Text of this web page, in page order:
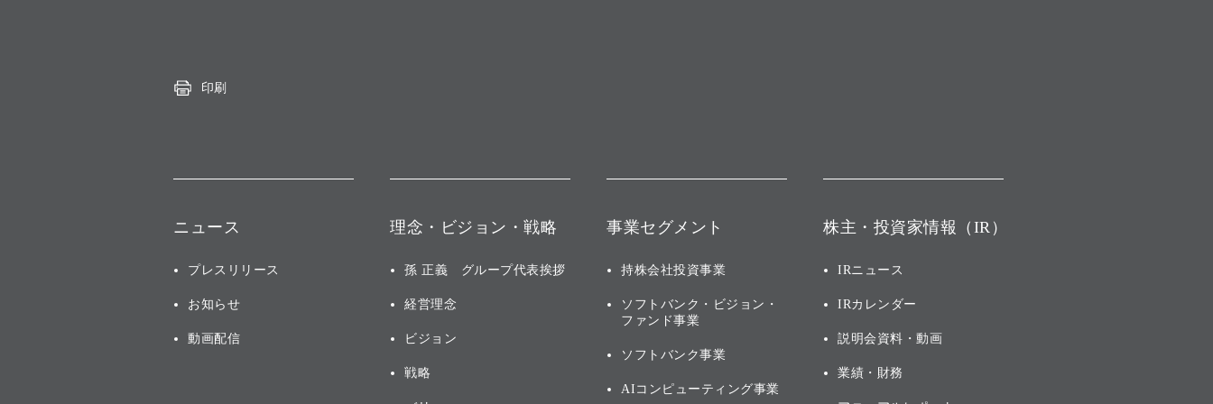
印刷
ニュース
プレスリリース
お知らせ
動画配信
理念・ビジョン・戦略
孫 正義 グループ代表挨拶
経営理念
ビジョン
戦略
事業セグメント
持株会社投資事業
ソフトバンク・ビジョン・
ファンド事業
ソフトバンク事業
AIコンピューティング事業
株主・投資家情報（IR）
IRニュース
IRカレンダー
説明会資料・動画
業績・財務